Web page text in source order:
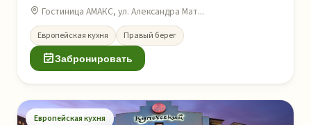
Гостиница АМАКС, ул. Александра Мат...
Европейская кухня Правый берег
Забронировать
Европейская кухня